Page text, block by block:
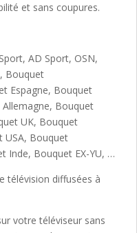
et sans coupures.
AD Sport, OSN,
Bouquet
Espagne, Bouquet
Bouquet
UK, Bouquet
USA, Bouquet
Inde, Bouquet EX-YU, …
télévision diffusées à
votre téléviseur sans